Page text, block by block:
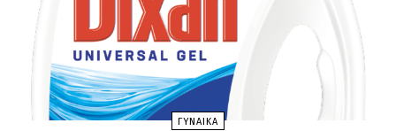
ΓΥΝΑΙΚΑ